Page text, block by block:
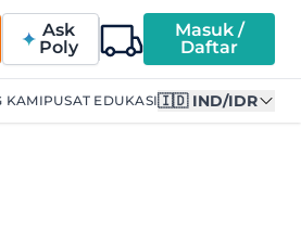
Ask
Poly
Masuk /
Daftar
KAMIPUSAT EDUKASI🇮🇩 IND/IDR